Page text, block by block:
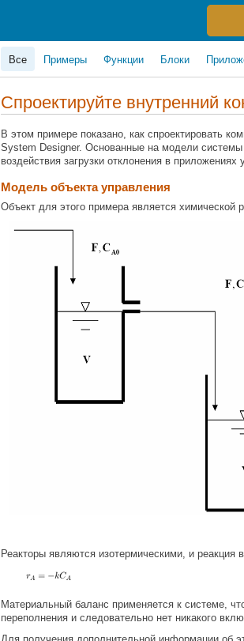
Все Примеры Функции Блоки
Спроектируйте внутренний
В этом примере показано, как спроектировать
System Designer. Основанные на модели
воздействия загрузки отклонения в приложениях
Модель объекта управления
Объект для этого примера является
Реакторы являются изотермическими, и
Материальный баланс применяется к системе,
переполнения и следовательно нет никакого